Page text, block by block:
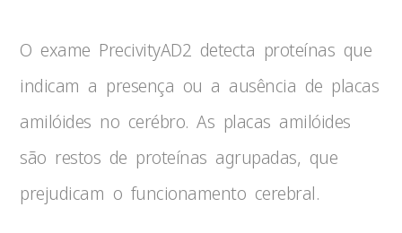
O exame PrecivityAD2 detecta proteínas que
indicam a presença ou a ausência de placas
amilóides no cerébro. As placas amilóides
são restos de proteínas agrupadas, que
prejudicam o funcionamento cerebral.